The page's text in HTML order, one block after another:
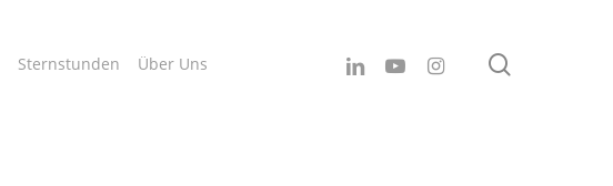
Sternstunden Über Uns linkedinyoutubeinstagram